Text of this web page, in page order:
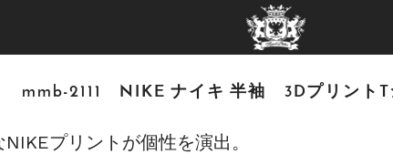
mmb-2111 NIKE ナイキ 半袖 3DプリントT
プリントが個性を演出。